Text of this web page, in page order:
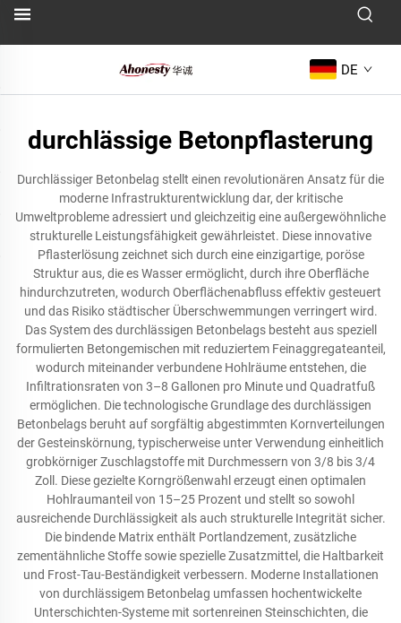
DE
durchlässige Betonpflasterung
Durchlässiger Betonbelag stellt einen revolutionären Ansatz für die
moderne Infrastrukturentwicklung dar, der kritische
Umweltprobleme adressiert und gleichzeitig eine außergewöhnliche
strukturelle Leistungsfähigkeit gewährleistet. Diese innovative
Pflasterlösung zeichnet sich durch eine einzigartige, poröse
Struktur aus, die es Wasser ermöglicht, durch ihre Oberfläche
hindurchzutreten, wodurch Oberflächenabfluss effektiv gesteuert
und das Risiko städtischer Überschwemmungen verringert wird.
Das System des durchlässigen Betonbelags besteht aus speziell
formulierten Betongemischen mit reduziertem Feinaggregateanteil,
wodurch miteinander verbundene Hohlräume entstehen, die
Infiltrationsraten von 3–8 Gallonen pro Minute und Quadratfuß
ermöglichen. Die technologische Grundlage des durchlässigen
Betonbelags beruht auf sorgfältig abgestimmten Kornverteilungen
der Gesteinskörnung, typischerweise unter Verwendung einheitlich
grobkörniger Zuschlagstoffe mit Durchmessern von 3/8 bis 3/4
Zoll. Diese gezielte Korngrößenwahl erzeugt einen optimalen
Hohlraumanteil von 15–25 Prozent und stellt so sowohl
ausreichende Durchlässigkeit als auch strukturelle Integrität sicher.
Die bindende Matrix enthält Portlandzement, zusätzliche
zementähnliche Stoffe sowie spezielle Zusatzmittel, die Haltbarkeit
und Frost-Tau-Beständigkeit verbessern. Moderne Installationen
von durchlässigem Betonbelag umfassen hochentwickelte
Unterschichten-Systeme mit sortenreinen Steinschichten, die